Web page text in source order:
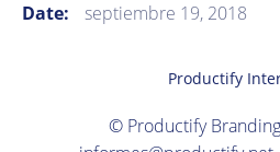
Date:
septiembre 19, 2018
Productify
© Productify